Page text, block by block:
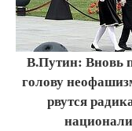
В.Путин: Вновь
голову
рвутся